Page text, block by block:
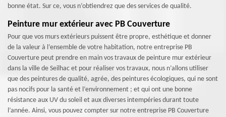
bonne état. Sur ce, vous n’obtiendrez que des services de qualité.
Peinture mur extérieur avec PB Couverture
Pour que vos murs extérieurs puissent être propre, esthétique et donner
de la valeur à l’ensemble de votre habitation, notre entreprise PB
Couverture peut prendre en main vos travaux de peinture mur extérieur
dans la ville de Seilhac et pour réaliser vos travaux, nous n’allons utiliser
que des peintures de qualité, agrée, des peintures écologiques, qui ne sont
pas nocifs pour la santé et l’environnement ; et qui ont une bonne
résistance aux UV du soleil et aux diverses intempéries durant toute
l’année. Ainsi, vous pouvez compter sur notre entreprise PB Couverture